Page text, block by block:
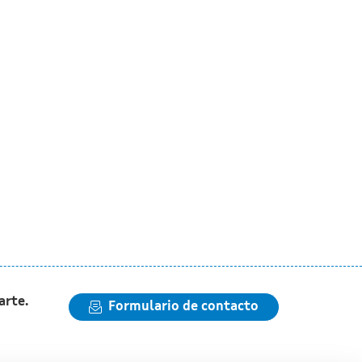
Formulario de contacto